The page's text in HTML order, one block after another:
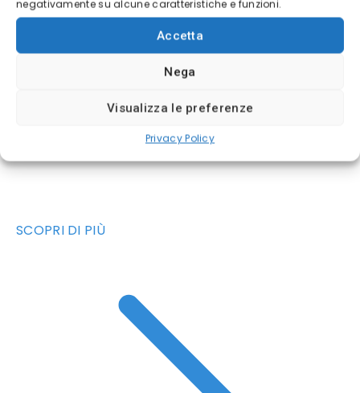
negativamente su alcune caratteristiche e funzioni.
Accetta
Nega
Visualizza le preferenze
Privacy Policy
SCOPRI DI PIÙ